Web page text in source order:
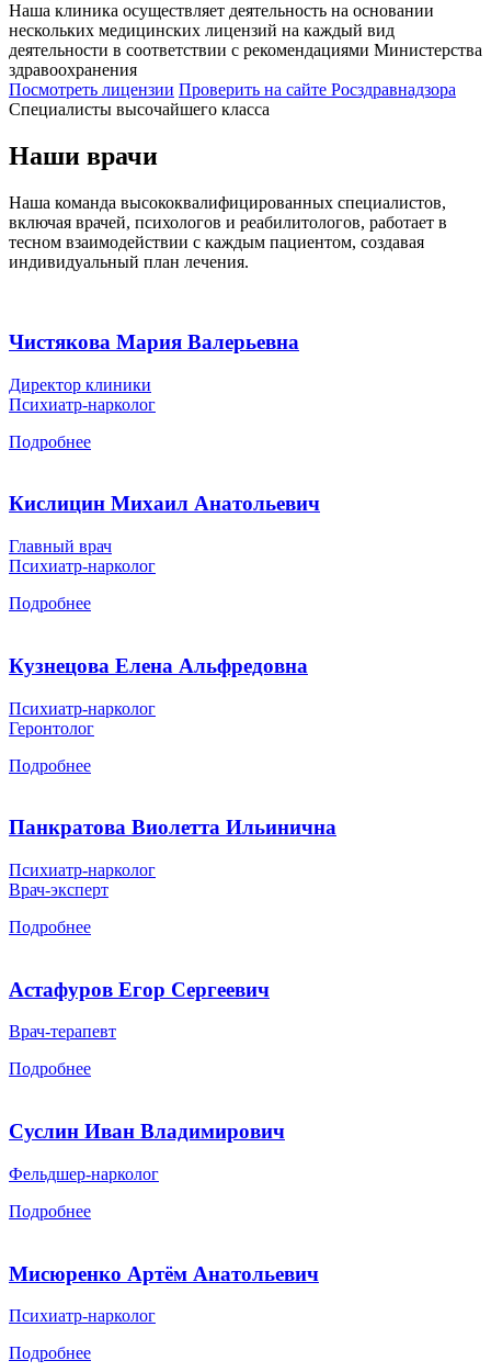
Наша клиника осуществляет деятельность на основании
нескольких медицинских лицензий на каждый вид
деятельности в соответствии с рекомендациями Министерства
здравоохранения
Посмотреть лицензии Проверить на сайте Росздравнадзора
Специалисты высочайшего класса
Наши врачи
Наша команда высококвалифицированных специалистов,
включая врачей, психологов и реабилитологов, работает в
тесном взаимодействии с каждым пациентом, создавая
индивидуальный план лечения.
Чистякова Мария Валерьевна
Директор клиники
Психиатр-нарколог
Подробнее
Кислицин Михаил Анатольевич
Главный врач
Психиатр-нарколог
Подробнее
Кузнецова Елена Альфредовна
Психиатр-нарколог
Геронтолог
Подробнее
Панкратова Виолетта Ильинична
Психиатр-нарколог
Врач-эксперт
Подробнее
Астафуров Егор Сергеевич
Врач-терапевт
Подробнее
Суслин Иван Владимирович
Фельдшер-нарколог
Подробнее
Мисюренко Артём Анатольевич
Психиатр-нарколог
Подробнее